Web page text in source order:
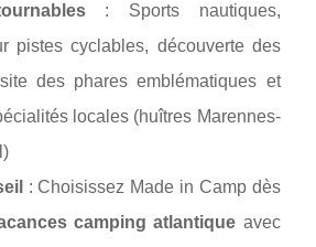
: Sports nautiques,
pistes cyclables, découverte des
des phares emblématiques et
locales (huîtres Marennes-
: Choisissez Made in Camp dès
camping atlantique avec